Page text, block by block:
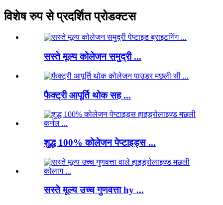
विशेष रुप से प्रदर्शित प्रोडक्टस
सस्ते मूल्य कोलेजन समुद्री ...
फैक्ट्री आपूर्ति थोक सह ...
शुद्ध 100% कोलेजन पेप्टाइड्स ...
सस्ते मूल्य उच्च गुणवत्ता hy ...